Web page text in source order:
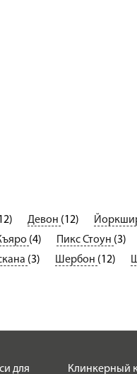
Девон (12)
(4) Пикс Стоун (3)
(3) Шербон (12)
для Клинкерный